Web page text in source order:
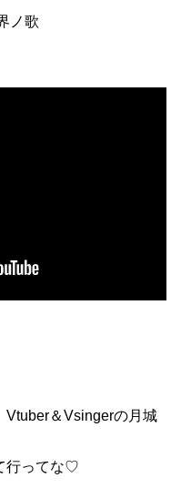
ノ歌
Vtuber＆Vsingerの月城
行ってな♡